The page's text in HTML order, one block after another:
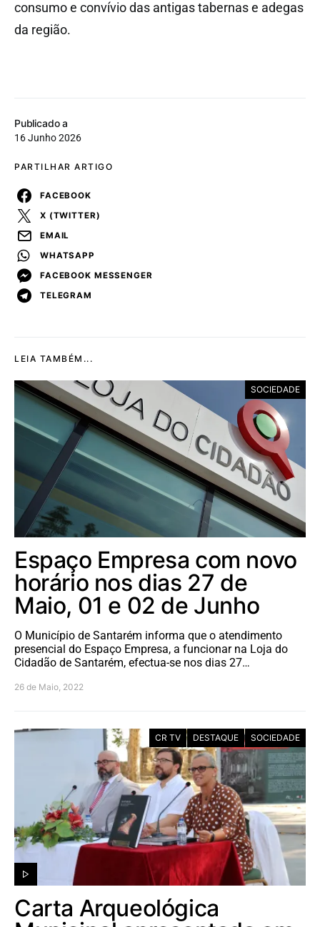
Publicado a
16 Junho 2026
PARTILHAR ARTIGO
FACEBOOK
X (TWITTER)
EMAIL
WHATSAPP
FACEBOOK MESSENGER
TELEGRAM
consumo e convívio das antigas tabernas e adegas
da região.
LEIA TAMBÉM...
SOCIEDADE
Espaço Empresa com novo
horário nos dias 27 de
Maio, 01 e 02 de Junho
O Município de Santarém informa que o atendimento
presencial do Espaço Empresa, a funcionar na Loja do
Cidadão de Santarém, efectua-se nos dias 27…
26 de Maio, 2022
CR TV DESTAQUE SOCIEDADE
Carta Arqueológica